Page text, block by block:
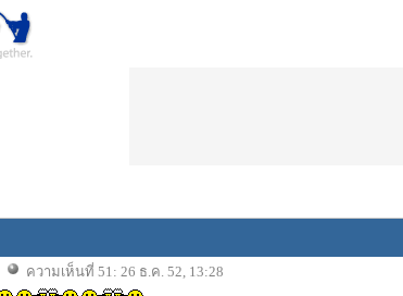
ความเห็นที่ 51: 26 ธ.ค. 52, 13:28